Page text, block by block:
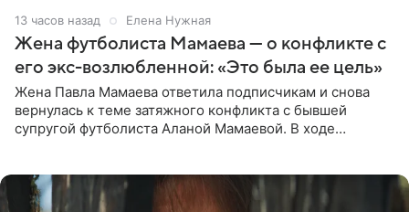
13 часов назад Елена Нужная
Жена футболиста Мамаева — о конфликте с
его экс-возлюбленной: «Это была ее цель»
Жена Павла Мамаева ответила подписчикам и снова
вернулась к теме затяжного конфликта с бывшей
супругой футболиста Аланой Мамаевой. В ходе